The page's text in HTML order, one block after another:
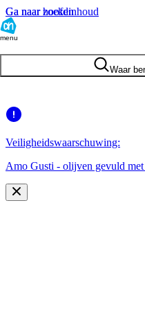
Ga naar hoofdinhoud
Ga naar zoeken
menu
Waar
Veiligheidswaarschuwing:
Amo Gusti - olijven gevuld met